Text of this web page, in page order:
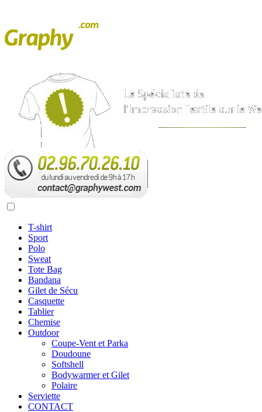
T-shirt
Sport
Polo
Sweat
Tote Bag
Bandana
Gilet de Sécu
Casquette
Tablier
Chemise
Outdoor
Coupe-Vent et Parka
Doudoune
Softshell
Bodywarmer et Gilet
Polaire
Serviette
CONTACT